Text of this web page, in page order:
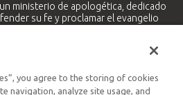
ministerio de apologética, dedicado
su fe y proclamar el evangelio
Hispano y Latinoamericano
you agree to the storing of cookies
navigation, analyze site usage, and